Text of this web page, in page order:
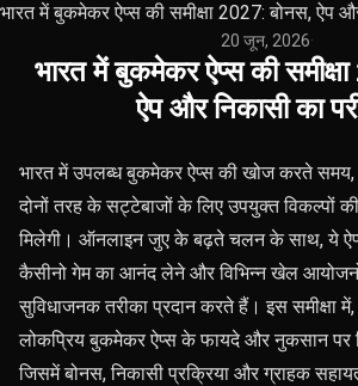
भारत में बुकमेकर ऐप्स की समीक्षा 2027: बोनस, ऐप
20 जून, 2026·
भारत में बुकमेकर ऐप्स की
ऐप और निकासी का
भारत में उपलब्ध बुकमेकर ऐप्स की खोज करते
दोनों तरह के सट्टेबाजों के लिए उपयुक्त विकल्पों
मिलेगी। ऑनलाइन जुए के बढ़ते चलन के साथ, ये
कैसीनो गेम का आनंद लेने और विभिन्न खेल
सुविधाजनक तरीका प्रदान करते हैं। इस समीक्षा
लोकप्रिय बुकमेकर ऐप्स के फायदे और नुकसान पर
जिसमें बोनस, निकासी प्रक्रिया और ग्राहक